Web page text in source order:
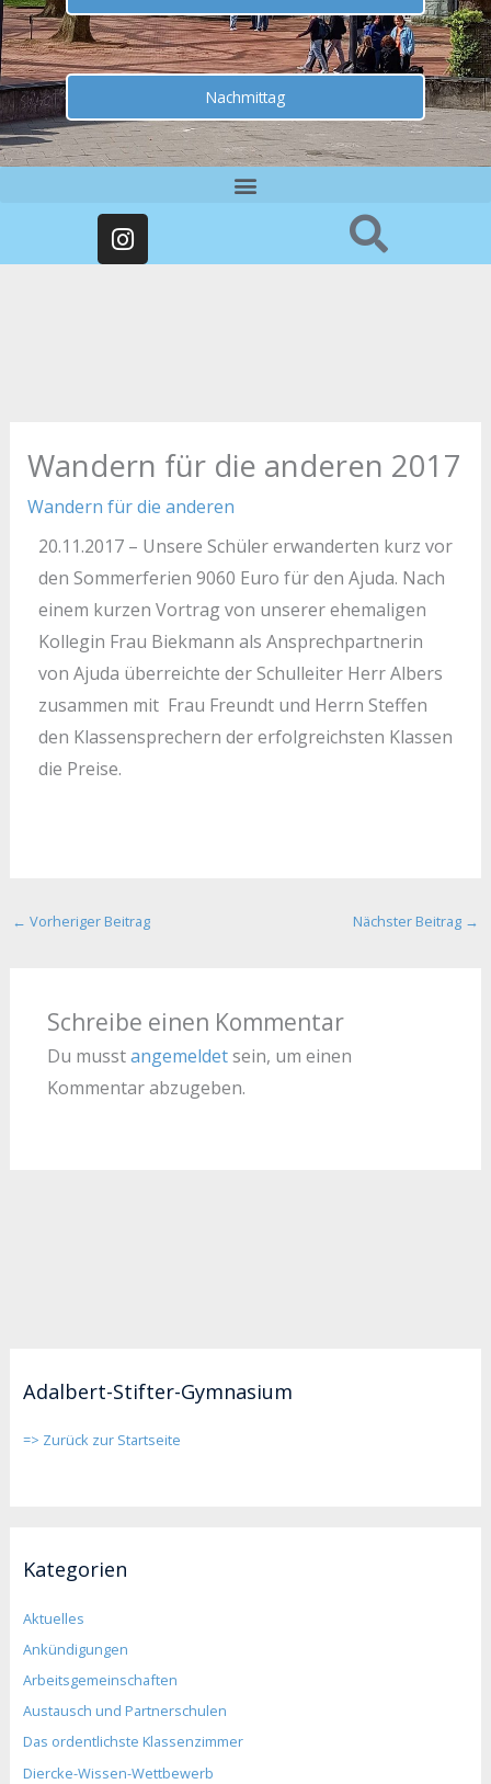
Nachmittag
I
n
s
Adalbert-Stifter-Gymnasium
=> Zurück zur Startseite
Kategorien
Aktuelles
Ankündigungen
Arbeitsgemeinschaften
Austausch und Partnerschulen
Das ordentlichste Klassenzimmer
Diercke-Wissen-Wettbewerb
Wandern für die anderen 2017
Wandern für die anderen
20.11.2017 – Unsere Schüler erwanderten kurz vor
den Sommerferien 9060 Euro für den Ajuda. Nach
einem kurzen Vortrag von unserer ehemaligen
Kollegin Frau Biekmann als Ansprechpartnerin
von Ajuda überreichte der Schulleiter Herr Albers
zusammen mit Frau Freundt und Herrn Steffen
den Klassensprechern der erfolgreichsten Klassen
die Preise.
← Vorheriger Beitrag Nächster Beitrag →
Schreibe einen Kommentar
Du musstangemeldetsein, um einen
Kommentar abzugeben.